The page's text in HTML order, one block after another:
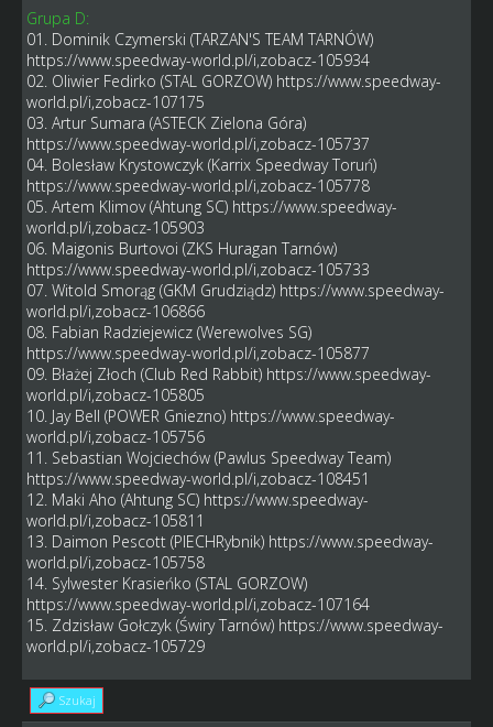
Grupa D:
01. Dominik Czymerski (TARZAN'S TEAM TARNÓW)
https://www.speedway-world.pl/i,zobacz-105934
02. Oliwier Fedirko (STAL GORZOW) https://www.speedway-
world.pl/i,zobacz-107175
03. Artur Sumara (ASTECK Zielona Góra)
https://www.speedway-world.pl/i,zobacz-105737
04. Bolesław Krystowczyk (Karrix Speedway Toruń)
https://www.speedway-world.pl/i,zobacz-105778
05. Artem Klimov (Ahtung SC) https://www.speedway-
world.pl/i,zobacz-105903
06. Maigonis Burtovoi (ZKS Huragan Tarnów)
https://www.speedway-world.pl/i,zobacz-105733
07. Witold Smorąg (GKM Grudziądz) https://www.speedway-
world.pl/i,zobacz-106866
08. Fabian Radziejewicz (Werewolves SG)
https://www.speedway-world.pl/i,zobacz-105877
09. Błażej Złoch (Club Red Rabbit) https://www.speedway-
world.pl/i,zobacz-105805
10. Jay Bell (POWER Gniezno) https://www.speedway-
world.pl/i,zobacz-105756
11. Sebastian Wojciechów (Pawlus Speedway Team)
https://www.speedway-world.pl/i,zobacz-108451
12. Maki Aho (Ahtung SC) https://www.speedway-
world.pl/i,zobacz-105811
13. Daimon Pescott (PIECHRybnik) https://www.speedway-
world.pl/i,zobacz-105758
14. Sylwester Krasieńko (STAL GORZOW)
https://www.speedway-world.pl/i,zobacz-107164
15. Zdzisław Gołczyk (Świry Tarnów) https://www.speedway-
world.pl/i,zobacz-105729
Szukaj